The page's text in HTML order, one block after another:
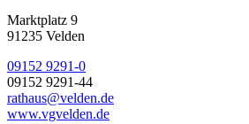
Marktplatz 9
91235 Velden
09152 9291-0
09152 9291-44
rathaus@velden.de
www.vgvelden.de